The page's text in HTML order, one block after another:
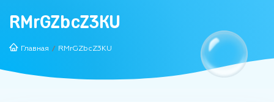
RMrGZbcZ3KU
Главная / RMrGZbcZ3KU